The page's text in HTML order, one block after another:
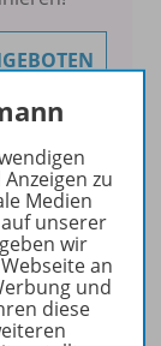
zu
Medien
unserer
wir
an
und
diese